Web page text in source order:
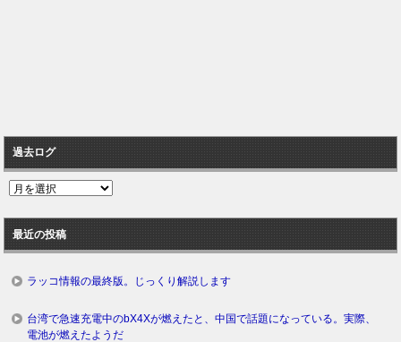
過去ログ
過
ロ
グ
最近の投稿
ラッコ情報の最終版。じっくり解説します
台湾で急速充電中のbX4Xが燃えたと、中国で話題になっている。実際、
電池が燃えたようだ